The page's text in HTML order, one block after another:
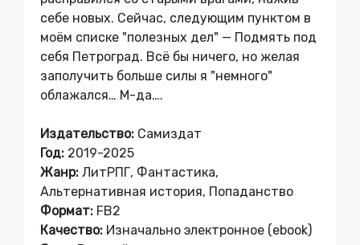
себе новых. Сейчас, следующим пунктом в
моём списке "полезных дел" — Подмять под
себя Петроград. Всё бы ничего, но желая
заполучить больше силы я "немного"
облажался… М-да….
Издательство: Самиздат
Год: 2019-2025
Жанр: ЛитРПГ, Фантастика,
Альтернативная история, Попаданство
Формат: FB2
Качество: Изначально электронное (ebook)